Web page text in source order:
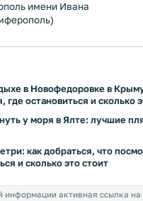
имени Ивана
в Новофедоровке в
где остановиться и сколько
у моря в Ялте: лучшие
как добраться, что
и сколько это стоит
активная ссылка на